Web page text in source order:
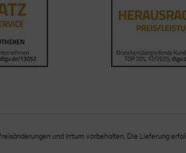
und Irrtum vorbehalten. Die Lieferung